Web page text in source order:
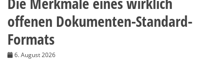
offenen Dokumenten-Standard-
Formats
6. August 2026